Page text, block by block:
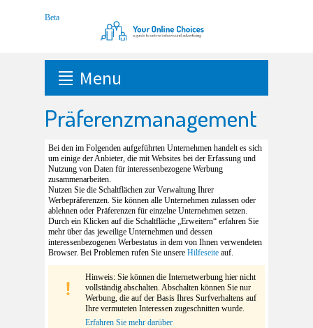
Menu
Präferenzmanagement
Bei den im Folgenden aufgeführten Unternehmen handelt es sich
um einige der Anbieter, die mit Websites bei der Erfassung und
Nutzung von Daten für interessenbezogene Werbung
zusammenarbeiten.
Nutzen Sie die Schaltflächen zur Verwaltung Ihrer
Werbepräferenzen. Sie können alle Unternehmen zulassen oder
ablehnen oder Präferenzen für einzelne Unternehmen setzen.
Durch ein Klicken auf die Schaltfläche „Erweitern“ erfahren Sie
mehr über das jeweilige Unternehmen und dessen
interessenbezogenen Werbestatus in dem von Ihnen verwendeten
Browser. Bei Problemen rufen Sie unsere Hilfeseite auf.
Hinweis: Sie können die Internetwerbung hier nicht
vollständig abschalten. Abschalten können Sie nur
Werbung, die auf der Basis Ihres Surfverhaltens auf
Ihre vermuteten Interessen zugeschnitten wurde.
Erfahren Sie mehr darüber